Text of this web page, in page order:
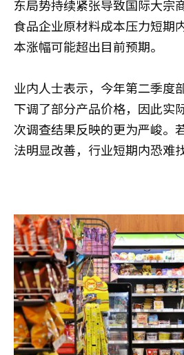
东局势持续紧张导致国际大宗
食品企业原材料成本压力短期
本涨幅可能超出目前预期。
业内人士表示，今年第二季度
下调了部分产品价格，因此实
次调查结果反映的更为严峻。
法明显改善，行业短期内恐难